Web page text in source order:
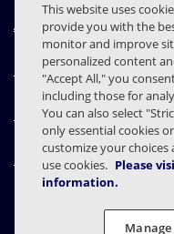
À propos de nous
Produits
Centre de
Nous contacter
This website uses
provide you with the
monitor and improve
personalized content
"Accept All," you
including those for
You can also select
only essential cookies
customize your
use cookies. Please
information.